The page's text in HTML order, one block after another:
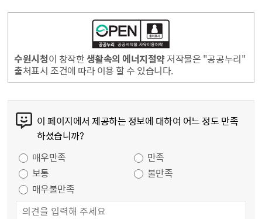
수원시청이 창작한생활속의 에너지절약저작물은 "공공누리"
출처표시 조건에 따라 이용 할 수 있습니다.
이 페이지에서 제공하는 정보에 대하여 어느 정도 만족
하셨습니까?
매우만족
만족
보통
불만족
매우불만족